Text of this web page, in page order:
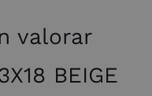
valorar
BEIGE